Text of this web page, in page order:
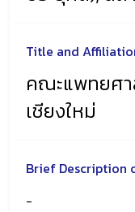
Title and
คณะแพทยศา
เชียงใหม่
Brief Description
-